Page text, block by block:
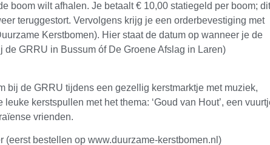
boom wilt afhalen. Je betaalt € 10,00 statiegeld per boom; dit
teruggestort. Vervolgens krijg je een orderbevestiging met
Kerstbomen). Hier staat de datum op wanneer je de
de GRRU in Bussum óf De Groene Afslag in Laren)
bij de GRRU tijdens een gezellig kerstmarktje met muziek,
kerstspullen met het thema: ‘Goud van Hout’, een
vrienden.
bestellen op www.duurzame-kerstbomen.nl)